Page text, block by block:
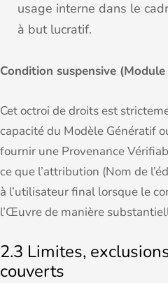
usage interne dans le
à but lucratif.
Condition suspensive
Cet octroi de droits est
capacité du Modèle Génératif
fournir une Provenance
ce que l’attribution (Nom de
à l’utilisateur final lorsque le
l’Œuvre de manière
2.3 Limites,
couverts